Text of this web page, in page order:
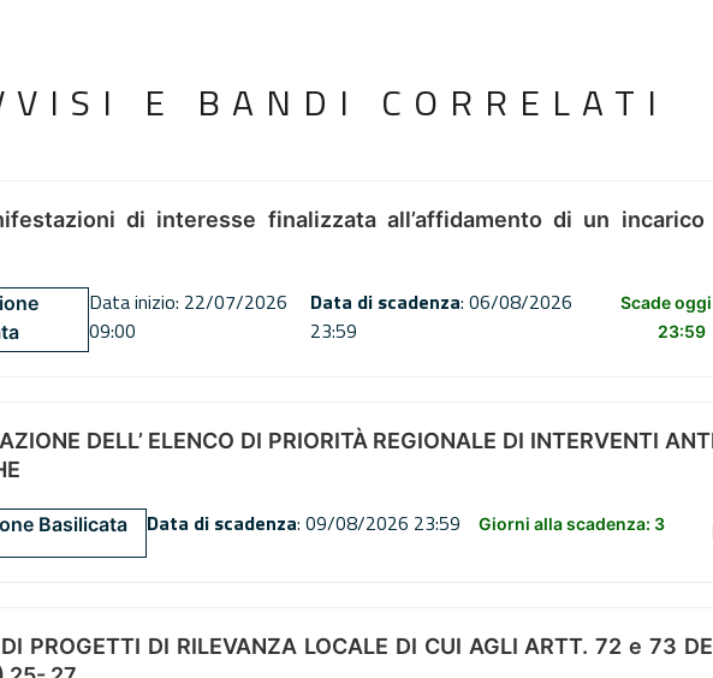
E BANDI CORRELATI
di interesse finalizzata all’affidamento di un
Data inizio: 22/07/2026
09:00
Data di scadenza: 06/08/2026
23:59
Scade
23:59
DELL’ ELENCO DI PRIORITÀ REGIONALE DI INTERVENTI
Basilicata Data di scadenza: 09/08/2026 23:59 Giorni alla scadenza: 3
PROGETTI DI RILEVANZA LOCALE DI CUI AGLI ARTT. 72 e 73